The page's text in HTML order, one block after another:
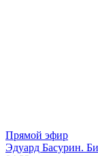
Прямой эфир
Эдуард Басурин.